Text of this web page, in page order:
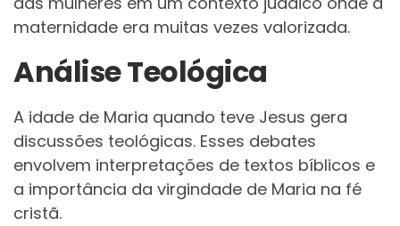
maternidade era muitas vezes valorizada.
Análise Teológica
A idade de Maria quando teve Jesus gera
discussões teológicas. Esses debates
envolvem interpretações de textos bíblicos e
a importância da virgindade de Maria na fé
cristã.